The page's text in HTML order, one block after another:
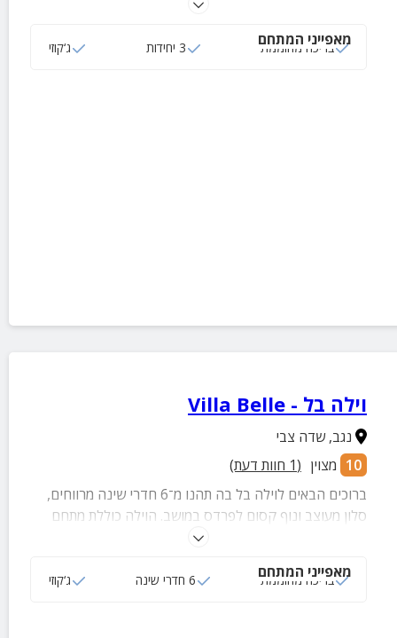
מאפייני המתחם
בריכה מחוממת 3 יחידות ג‘קוזי
וילה בל - Villa Belle
נגב,שדה צבי
10 מצוין (
1 חוות דעת)
ברוכים הבאים לוילה בל בה תהנו מ־6 חדרי שינה מרווחים,
סלון מעוצב ונוף קסום לפרדס במושב. הוילה כוללת מתחם
חוץ יוקרתי עם בריכה מחוממת לאורך כל השנה שבתוכה ג'קוזי
אוכל גדול ומטבח חיצוני. מושלמת למשפחות, קבוצות, ימי
מאפייני המתחם
בריכה מחוממת 6 חדרי שינה ג‘קוזי